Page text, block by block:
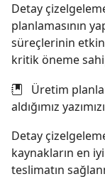
Detay
planlamasının
süreçlerinin
kritik öneme
Üretim
aldığımız
Detay
kaynakların en
teslimatın